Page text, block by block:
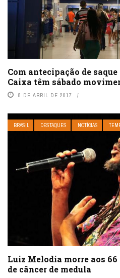
Com antecipação de saque
Caixa têm sábado
8 DE ABRIL DE 2017
BRASIL DESTAQUES NOTÍCIAS
Luiz Melodia morre aos 66
de câncer de medula